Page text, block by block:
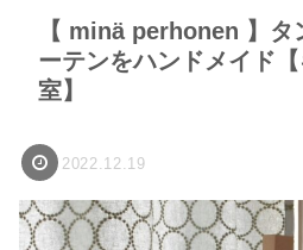
【 minä perhonen 】タ
ーテンをハンドメイド
室】
2022.12.19